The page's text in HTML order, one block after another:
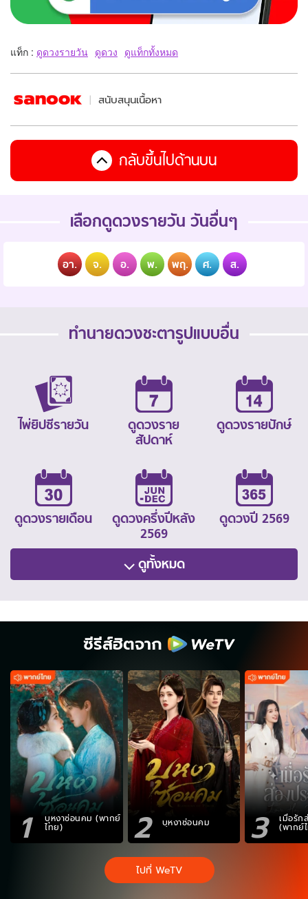
แท็ก : ดูดวงรายวัน ดูดวง ดูแท็กทั้งหมด
สนับสนุนเนื้อหา
กลับขึ้นไปด้านบน
เลือกดูดวงรายวัน วันอื่นๆ
อา. จ. อ. พ. พฤ. ศ. ส.
ทำนายดวงชะตารูปแบบอื่น
ไพ่ยิปซีรายวัน
ดูดวงราย
สัปดาห์
ดูดวงรายปักษ์
ดูดวงรายเดือน
ดูดวงครึ่งปีหลัง
2569
ดูดวงปี 2569
ดูทั้งหมด
ซีรีส์ฮิตจาก
1 บุหงาซ่อนคม (พากย์
ไทย) 2 บุหงาซ่อนคม 3 เมื่อรัก
(พากย์
ไปที่ WeTV